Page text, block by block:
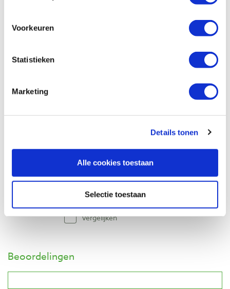
Voorkeuren
Statistieken
Marketing
Details tonen
Alle cookies toestaan
Selectie toestaan
JSP Stealth beschermbril transparant
Vergelijken
€ 27,40 incl. btw
Vergelijken
Beoordelingen